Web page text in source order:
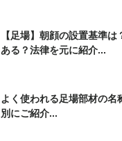
【足場】朝顔の設置基準
ある？法律を元に紹介...
よく使われる足場部材の名
別にご紹介...